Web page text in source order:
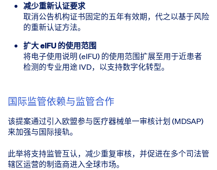
减少重新认证要求
取消公告机构证书固定的五年有效期，代之以基于风险
的重新认证方法。
扩大 eIFU 的使用范围
将电子使用说明 (eIFU) 的使用范围扩展至用于近患者
检测的专业用途 IVD，以支持数字化转型。
国际监管依赖与监管合作
该提案通过引入欧盟参与医疗器械单一审核计划 (MDSAP)
来加强与国际接轨。
此举将支持监管互认，减少重复审核，并促进在多个司法管
辖区运营的制造商进入全球市场。